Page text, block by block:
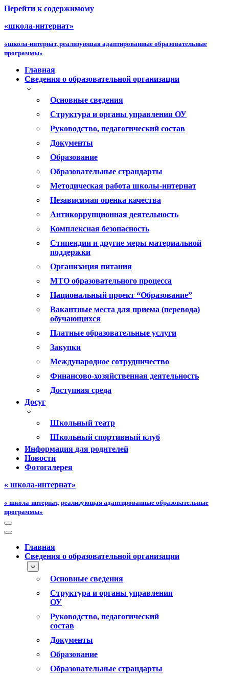
Перейти к содержимому
«школа-интернат»
«школа-интернат, реализующая адаптированные образовательные
программы»
Главная
Сведения о образовательной организации
Основные сведения
Структура и органы управления ОУ
Руководство, педагогический состав
Документы
Образование
Образовательные страндарты
Методическая работа школы-интернат
Независимая оценка качества
Антикоррупционная деятельность
Комплексная безопасность
Стипендии и другие меры материальной
поддержки
Организация питания
МТО образовательного процесса
Национальный проект “Образование”
Вакантные места для приема (перевода)
обучающихся
Платные образовательные услуги
Закупки
Международное сотрудничество
Финансово-хозяйственная деятельность
Доступная среда
Досуг
Школьный театр
Школьный спортивный клуб
Информация для родителей
Новости
Фотогалерея
« школа-интернат»
« школа-интернат, реализующая адаптированные образовательные
программы»
Меню
навигации
Меню
навигацииГлавная
Сведения о образовательной организации
Основные сведения
Структура и органы управления
ОУ
Руководство, педагогический
состав
Документы
Образование
Образовательные страндарты